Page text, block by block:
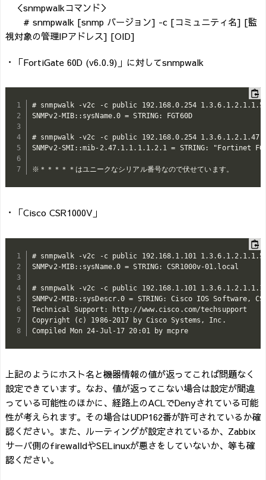
＜snmpwalkコマンド＞
# snmpwalk [snmp バージョン] -c [コミュニティ名] [監
視対象の管理IPアドレス] [OID]
・「FortiGate 60D (v6.0.9)」に対してsnmpwalk
# snmpwalk -v2c -c public 192.168.0.254 1.3.6.1.2.1.1.5
SNMPv2-MIB::sysName.0 = STRING: FGT60D
# snmpwalk -v2c -c public 192.168.0.254
SNMPv2-SMI::mib-2.47.1.1.1.1.2.1 = STRING: "Fortinet
※＊＊＊＊＊はユニークなシリアル番号なので伏せています。
・「Cisco CSR1000V」
# snmpwalk -v2c -c public 192.168.1.101 1.3.6.1.2.1.1.5
SNMPv2-MIB::sysName.0 = STRING: CSR1000v-01.local
# snmpwalk -v2c -c public 192.168.1.101 1.3.6.1.2.1.1.1
SNMPv2-MIB::sysDescr.0 = STRING: Cisco IOS Software,
Technical Support: http://www.cisco.com/techsupport
Copyright (c) 1986-2017 by Cisco Systems, Inc.
Compiled Mon 24-Jul-17 20:01 by mcpre
上記のようにホスト名と機器情報の値が返ってこれば問題なく
設定できています。なお、値が返ってこない場合は設定が間違
っている可能性のほかに、経路上のACLでDenyされている可能
性が考えられます。その場合はUDP162番が許可されているか確
認ください。また、ルーティングが設定されているか、Zabbix
サーバ側のfirewalldやSELinuxが悪さをしていないか、等も確
認ください。